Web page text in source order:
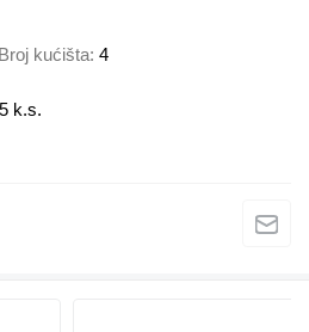
Broj kućišta 4
k.s.